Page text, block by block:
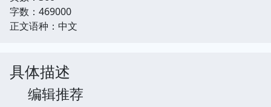
字数：469000
正文语种：中文
具体描述
编辑推荐